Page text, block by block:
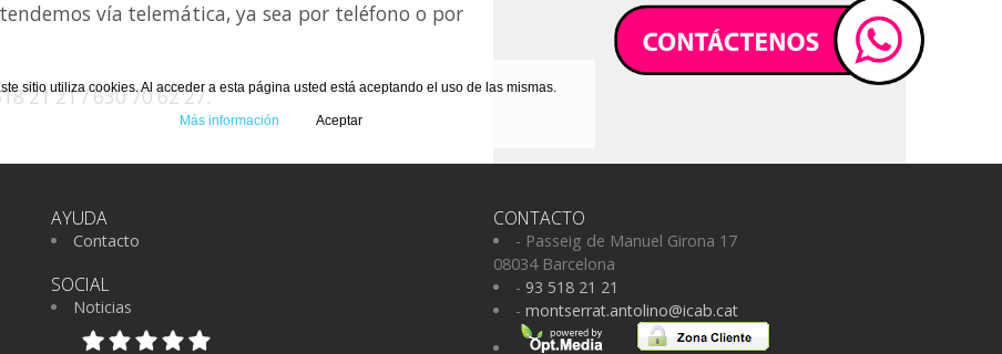
vía telemática, ya sea por teléfono o por
21 21 / 630 70 62 27.
AYUDA
Contacto
SOCIAL
Noticias
CONTACTO
- Passeig de Manuel Girona 17
08034 Barcelona
- 93 518 21 21
-montserrat.antolino@icab.cat
sitio utiliza cookies. Al acceder a esta página usted está aceptando el uso de las mismas.
Más información Aceptar